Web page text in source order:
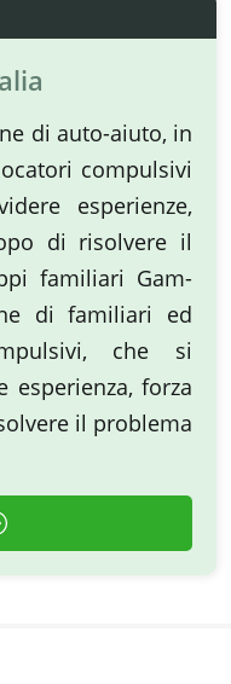
di auto-aiuto, in
compulsivi
esperienze,
di risolvere il
familiari Gam-
di familiari ed
che si
esperienza, forza
il problema